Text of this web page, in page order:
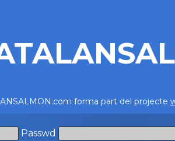
forma part del projecte
Passwd